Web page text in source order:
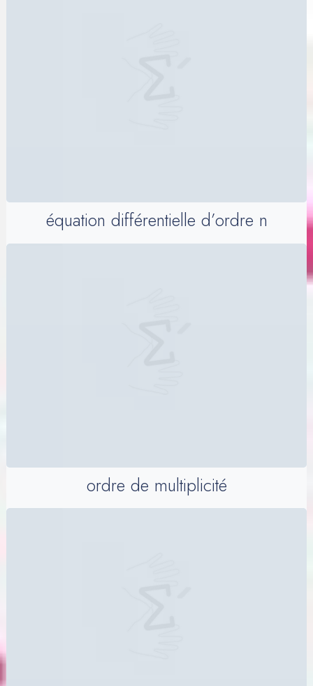
équation différentielle d’ordre n
ordre de multiplicité